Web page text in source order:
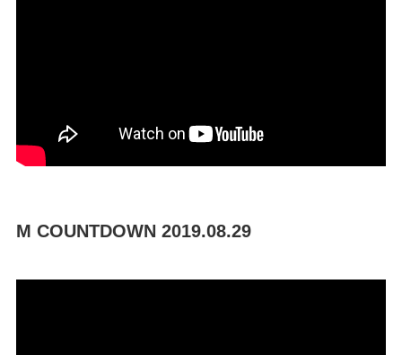
M COUNTDOWN 2019.08.29